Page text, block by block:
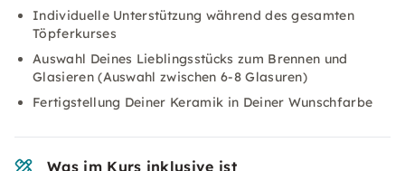
Individuelle Unterstützung während des gesamten
Töpferkurses
Auswahl Deines Lieblingsstücks zum Brennen und
Glasieren (Auswahl zwischen 6-8 Glasuren)
Fertigstellung Deiner Keramik in Deiner Wunschfarbe
Was im Kurs inklusive ist